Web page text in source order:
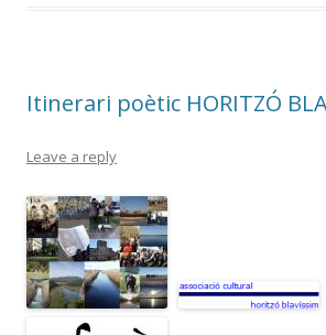
k ix
Itinerari poètic HORITZÓ
Leave a reply